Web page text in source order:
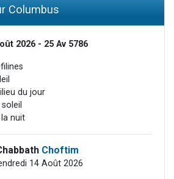
Columbus
2026 - 25 Av 5786
du jour
nuit
Choftim
14 Août 2026